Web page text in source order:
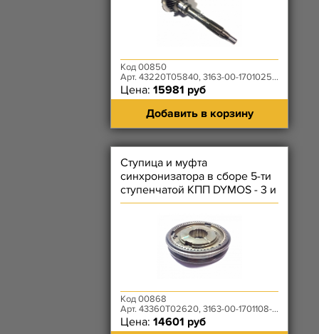
Код 00850
Арт. 43220T05840, 3163-00-1701025-01
Цена: 15981 руб
Добавить в корзину
Ступица и муфта
синхронизатора в сборе 5-ти
ступенчатой КПП DYMOS - 3 и
4 передачи
Код 00868
Арт. 43360T02620, 3163-00-1701108-00
Цена: 14601 руб